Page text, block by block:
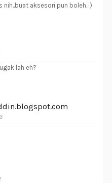
nih..buat aksesori pun boleh..:)
lah eh?